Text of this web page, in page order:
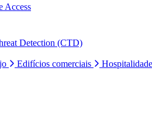
Access
Detection (CTD)
Edifícios comerciais Hospitalidade